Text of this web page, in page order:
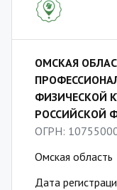
ОМСКАЯ
ФИЗИЧЕСКОЙ
РОССИЙСКОЙ
ОГРН:
Омская область
Дата